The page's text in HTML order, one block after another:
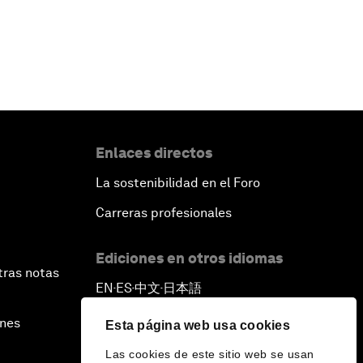
Esta página web usa cookies
Las cookies de este sitio web se usan
notas
Enlaces directos
La sostenibilidad en el Foro
Carreras profesionales
Ediciones en otros idiomas
EN ▪ES▪中文▪ 日本語